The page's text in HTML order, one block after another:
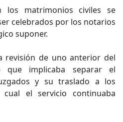
matrimonios civiles se
celebrados por los notarios
suponer.
revisión de uno anterior del
que implicaba separar el
y su traslado a los
el servicio continuaba